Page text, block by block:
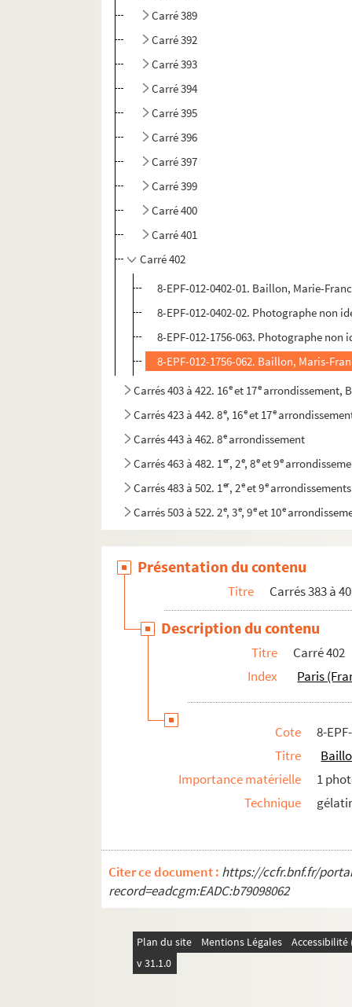
Carré 389
Carré 392
Carré 393
Carré 394
Carré 395
Carré 396
Carré 397
Carré 399
Carré 400
Carré 401
Carré 402
8-EPF-012-0402-01. Baillon, Marie-
8-EPF-012-0402-02. Photographe non
8-EPF-012-1756-063. Photographe non
8-EPF-012-1756-062. Baillon, Maris-
Carrés 403 à 422. 16eet 17earrondissement,
Carrés 423 à 442. 8e, 16eet 17e
Carrés 443 à 462. 8earrondissement
Carrés 463 à 482. 1er, 2e, 8eet 9e
Carrés 483 à 502. 1er, 2eet 9earrondissements
Carrés 503 à 522. 2e, 3e, 9eet 10e
Présentation du contenu
Titre Carrés 383 à
Description du contenu
Titre
Carré 402
Index
Paris
Cote
8-
Titre
Importance matérielle
1
Technique
Citer ce document : https://ccfr.bnf.fr/
record=eadcgm:EADC:b79098062
Plan du site Mentions Légales
v 31.1.0